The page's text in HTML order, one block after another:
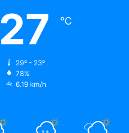
27 ℃
29º - 23º
78%
6.19 km/h